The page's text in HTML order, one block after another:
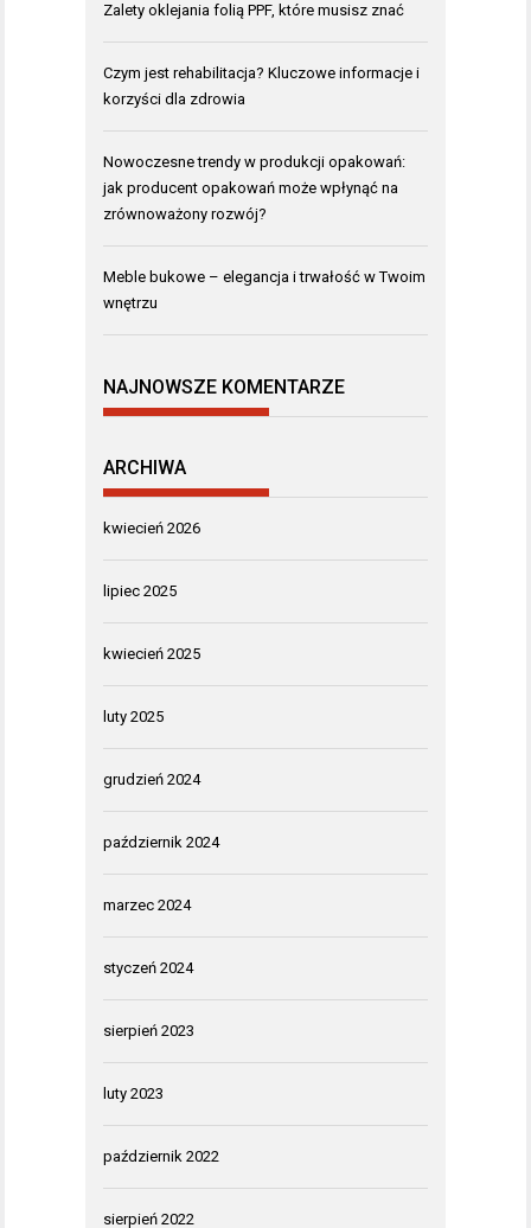
Zalety oklejania folią PPF, które musisz znać
Czym jest rehabilitacja? Kluczowe informacje i
korzyści dla zdrowia
Nowoczesne trendy w produkcji opakowań:
jak producent opakowań może wpłynąć na
zrównoważony rozwój?
Meble bukowe – elegancja i trwałość w Twoim
wnętrzu
NAJNOWSZE KOMENTARZE
ARCHIWA
kwiecień 2026
lipiec 2025
kwiecień 2025
luty 2025
grudzień 2024
październik 2024
marzec 2024
styczeń 2024
sierpień 2023
luty 2023
październik 2022
sierpień 2022